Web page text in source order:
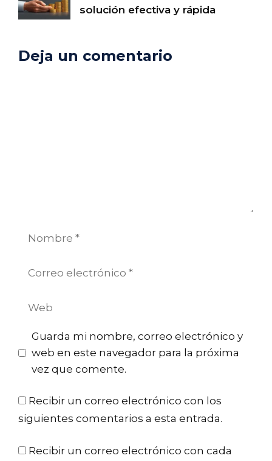
solución efectiva y rápida
Deja un comentario
Nombre
Guarda mi nombre, correo electrónico y
web en este navegador para la próxima
vez que comente.
Recibir un correo electrónico con los
siguientes comentarios a esta entrada.
Recibir un correo electrónico con cada